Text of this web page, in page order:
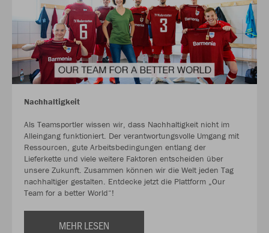
Nachhaltigkeit
Als Teamsportler wissen wir, dass Nachhaltigkeit nicht im
Alleingang funktioniert. Der verantwortungsvolle Umgang mit
Ressourcen, gute Arbeitsbedingungen entlang der
Lieferkette und viele weitere Faktoren entscheiden über
unsere Zukunft. Zusammen können wir die Welt jeden Tag
nachhaltiger gestalten. Entdecke jetzt die Plattform „Our
Team for a better World“!
MEHR LESEN